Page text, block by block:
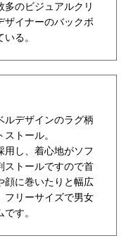
多のビジュアルクリ
ザイナーのバックボ
る。
ルデザインのラグ柄
トール。
用し、着心地がソフ
ストールですので首
顔に巻いたりと幅広
フリーサイズで男女
す。